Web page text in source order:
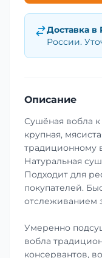
Доставка в
России.
Описание
Сушёная вобла
крупная,
традиционному
Натуральная
Подходит для
покупателей.
отслеживанием
Умеренно
вобла
консервантов,